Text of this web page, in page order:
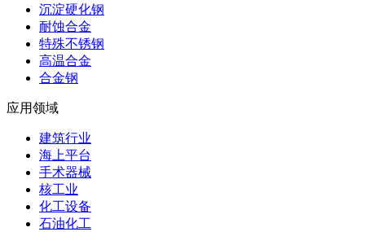
沉淀硬化钢
耐蚀合金
特殊不锈钢
高温合金
合金钢
应用领域
建筑行业
海上平台
手术器械
核工业
化工设备
石油化工